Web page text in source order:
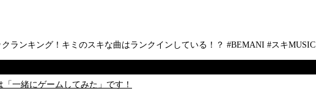
ランキング！キミのスキな曲はランクインしている！？ #BEMANI #スキMUSIC
一緒にゲームしてみた」です！